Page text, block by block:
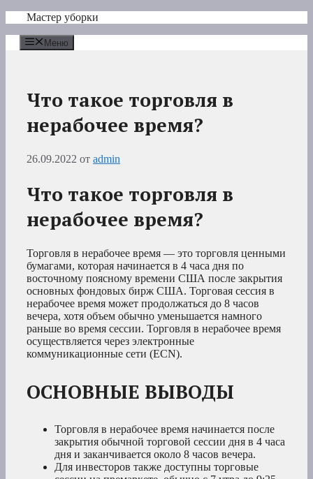
Перейти
содержимому
Мастер уборки
Меню
Что такое торговля в
нерабочее время?
26.09.2022 от admin
Что такое торговля в
нерабочее время?
Торговля в нерабочее время — это торговля ценными
бумагами, которая начинается в 4 часа дня по
восточному поясному времени США после закрытия
основных фондовых бирж США. Торговая сессия в
нерабочее время может продолжаться до 8 часов
вечера, хотя объем обычно уменьшается намного
раньше во время сессии. Торговля в нерабочее время
осуществляется через электронные
коммуникационные сети (ECN).
ОСНОВНЫЕ ВЫВОДЫ
Торговля в нерабочее время начинается после
закрытия обычной торговой сессии дня в 4 часа
дня и заканчивается около 8 часов вечера.
Для инвесторов также доступны торговые